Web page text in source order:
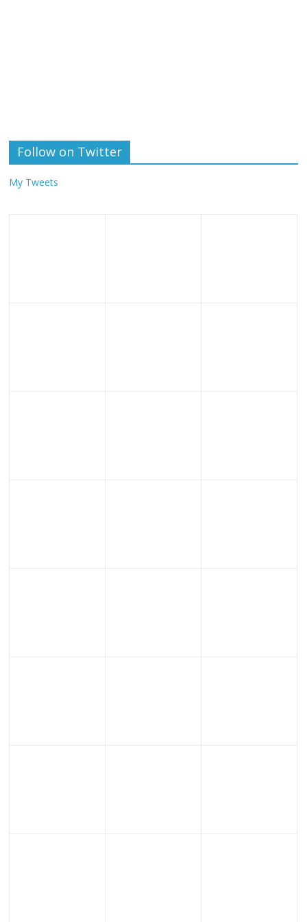
Follow on Twitter
My Tweets